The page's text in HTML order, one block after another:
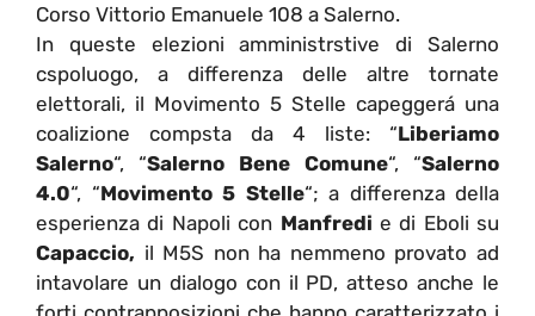
Corso Vittorio Emanuele 108 a Salerno.
In queste elezioni amministrstive di Salerno
cspoluogo, a differenza delle altre tornate
elettorali, il Movimento 5 Stelle capeggerá una
coalizione compsta da 4 liste: “Liberiamo
Salerno“, “Salerno Bene Comune“, “Salerno
4.0“, “Movimento 5 Stelle“; a differenza della
esperienza di Napoli con Manfredi e di Eboli su
Capaccio, il M5S non ha nemmeno provato ad
intavolare un dialogo con il PD, atteso anche le